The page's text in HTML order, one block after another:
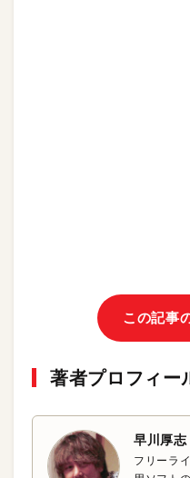
この記事
著者プロフィー
早川厚志
フリーラ